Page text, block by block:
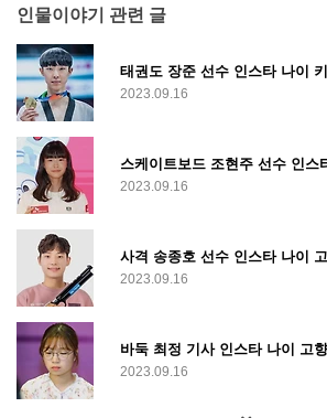
인물이야기 관련 글
태권도 장준 선수 인스타 나이
2023.09.16
2023.09.16
사격 송종호 선수 인스타 나이
2023.09.16
바둑 최정 기사 인스타 나이 고
2023.09.16